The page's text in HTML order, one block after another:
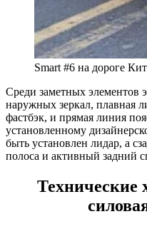
Smart #6 на дороге
Среди заметных элементов
наружных зеркал, плавная
фастбэк, и прямая линия
установленному
быть установлен лидар, а
полоса и активный задний
Технические